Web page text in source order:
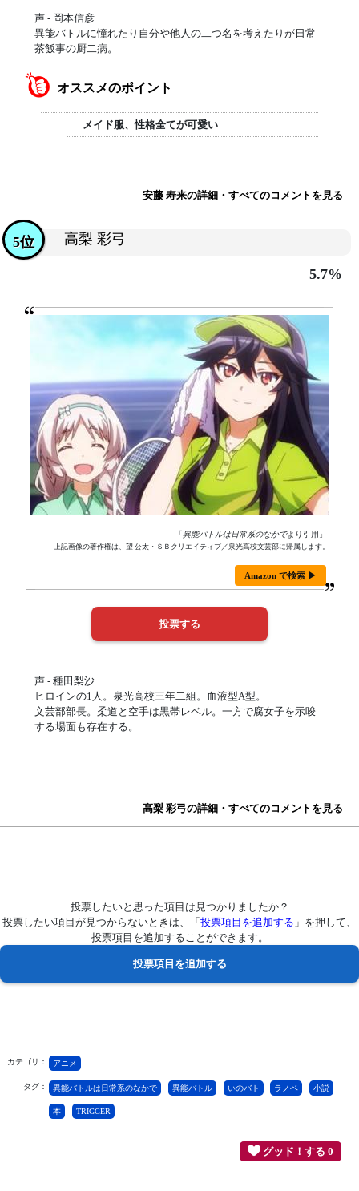
声 - 岡本信彦
異能バトルに憧れたり自分や他人の二つ名を考えたりが日常
茶飯事の厨二病。
オススメのポイント
メイド服、性格全てが可愛い
安藤 寿来の詳細・すべてのコメントを見る
高梨 彩弓
5位
5.7%
「異能バトルは日常系のなかでより引用」
上記画像の著作権は、望 公太・ＳＢクリエイティブ／泉光高校文芸部に帰属します。
Amazon で検索 ▶
声 - 種田梨沙
ヒロインの1人。泉光高校三年二組。血液型A型。
文芸部部長。柔道と空手は黒帯レベル。一方で腐女子を示唆
する場面も存在する。
高梨 彩弓の詳細・すべてのコメントを見る
投票したいと思った項目は見つかりましたか？
投票したい項目が見つからないときは、「 投票項目を追加する 」を押して、
投票項目を追加することができます。
カテゴリ： アニメ
タグ： 異能バトルは日常系のなかで 異能バトル いのバト ラノベ 小説
本 TRIGGER
グッド！する 0